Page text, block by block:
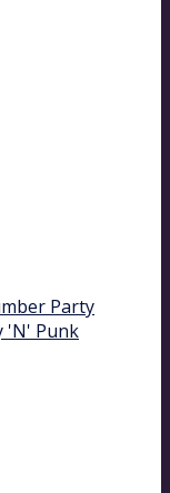
Party
'N' Punk